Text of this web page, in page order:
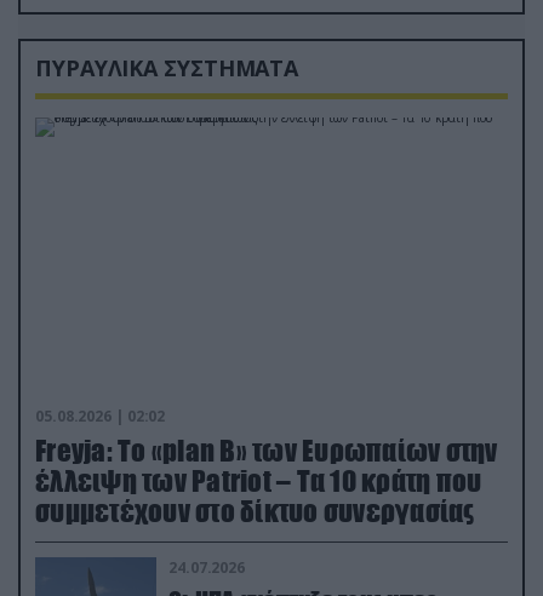
ΠΥΡΑΥΛΙΚΑ ΣΥΣΤΗΜΑΤΑ
05.08.2026 | 02:02
Freyja: Το «plan Β» των Ευρωπαίων στην
έλλειψη των Patriot – Τα 10 κράτη που
συμμετέχουν στο δίκτυο συνεργασίας
24.07.2026